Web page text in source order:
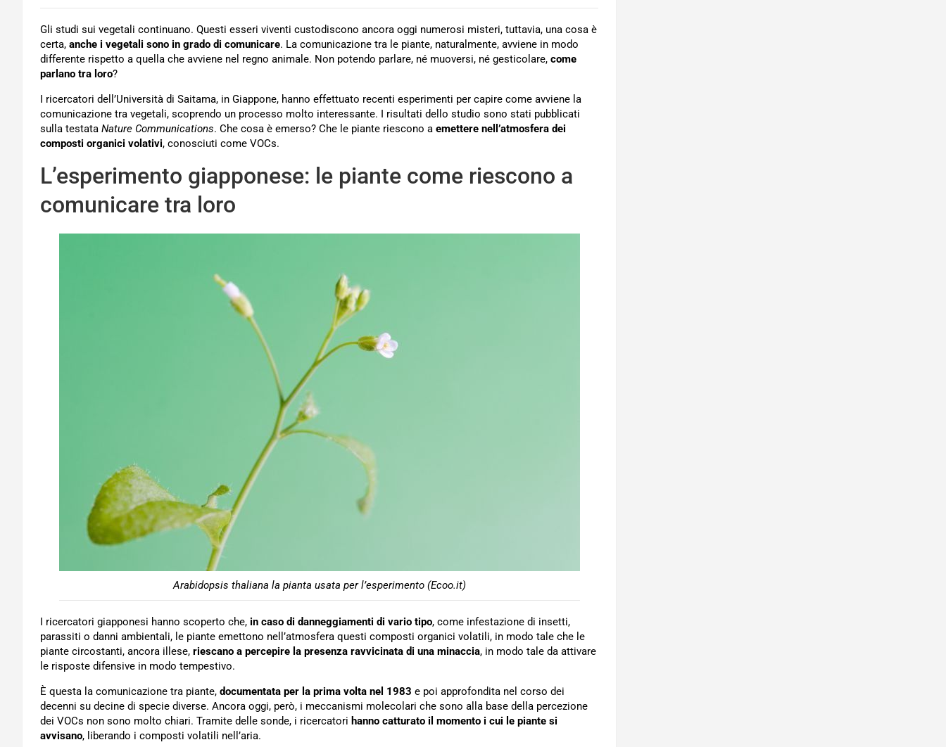
Gli studi sui vegetali continuano. Questi esseri viventi custodiscono ancora oggi numerosi misteri, tuttavia, una cosa è
certa, anche i vegetali sono in grado di comunicare. La comunicazione tra le piante, naturalmente, avviene in modo
differente rispetto a quella che avviene nel regno animale. Non potendo parlare, né muoversi, né gesticolare, come
parlano tra loro?
I ricercatori dell’Università di Saitama, in Giappone, hanno effettuato recenti esperimenti per capire come avviene la
comunicazione tra vegetali, scoprendo un processo molto interessante. I risultati dello studio sono stati pubblicati
sulla testata Nature Communications. Che cosa è emerso? Che le piante riescono a emettere nell’atmosfera dei
composti organici volativi, conosciuti come VOCs.
L’esperimento giapponese: le piante come riescono a
comunicare tra loro
Arabidopsis thaliana la pianta usata per l’esperimento (Ecoo.it)
I ricercatori giapponesi hanno scoperto che, in caso di danneggiamenti di vario tipo, come infestazione di insetti,
parassiti o danni ambientali, le piante emettono nell’atmosfera questi composti organici volatili, in modo tale che le
piante circostanti, ancora illese, riescano a percepire la presenza ravvicinata di una minaccia, in modo tale da attivare
le risposte difensive in modo tempestivo.
È questa la comunicazione tra piante, documentata per la prima volta nel 1983 e poi approfondita nel corso dei
decenni su decine di specie diverse. Ancora oggi, però, i meccanismi molecolari che sono alla base della percezione
dei VOCs non sono molto chiari. Tramite delle sonde, i ricercatori hanno catturato il momento i cui le piante si
avvisano, liberando i composti volatili nell’aria.